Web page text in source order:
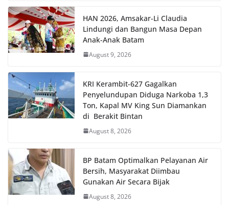
HAN 2026, Amsakar-Li Claudia
Lindungi dan Bangun Masa Depan
Anak-Anak Batam
August 9, 2026
KRI Kerambit-627 Gagalkan
Penyelundupan Diduga Narkoba 1,3
Ton, Kapal MV King Sun Diamankan
di Berakit Bintan
August 8, 2026
BP Batam Optimalkan Pelayanan Air
Bersih, Masyarakat Diimbau
Gunakan Air Secara Bijak
August 8, 2026